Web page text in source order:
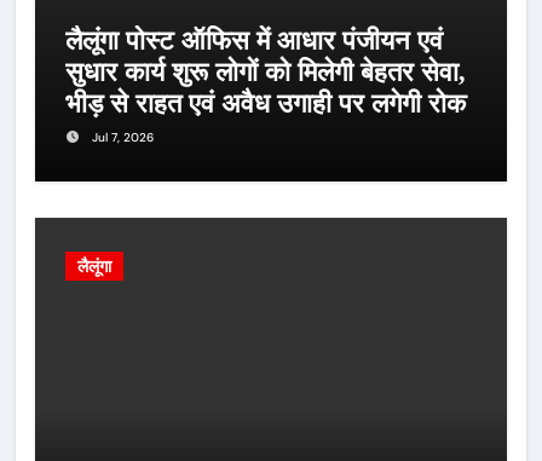
लैलूंगा पोस्ट ऑफिस में आधार पंजीयन एवं
सुधार कार्य शुरू लोगों को मिलेगी बेहतर सेवा,
भीड़ से राहत एवं अवैध उगाही पर लगेगी रोक
Jul 7, 2026
लैलूंगा